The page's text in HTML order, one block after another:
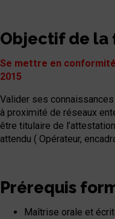
Objectif de la
Se mettre en
2015
Valider ses
à proximité de réseaux
être titulaire de
attendu ( Opérateur,
Prérequis
Maîtrise orale et